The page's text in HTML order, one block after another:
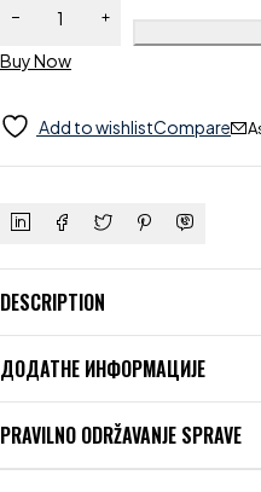
Buy Now
Add to wishlistCompare
DESCRIPTION
ДОДАТНЕ ИНФОРМАЦИЈЕ
PRAVILNO ODRŽAVANJE SPRAVE